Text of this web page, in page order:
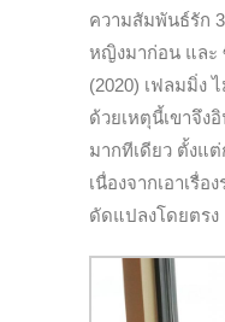
ความสัมพันธ์รัก 3
หญิงมาก่อน และ
(2020) เฟลมมิ่ง
ด้วยเหตุนี้เขาจึง
มากทีเดียว ตั้งแ
เนื่องจากเอาเรื่อ
ดัดแปลงโดยตรง